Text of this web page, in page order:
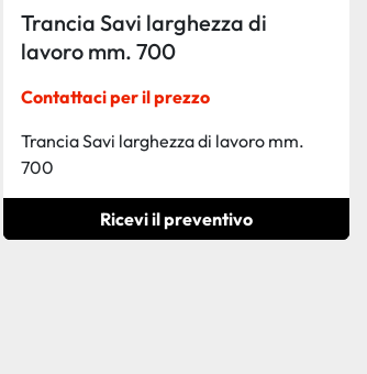
Trancia Savi larghezza di
lavoro mm. 700
Contattaci per il prezzo
Trancia Savi larghezza di lavoro mm.
700
Ricevi il preventivo